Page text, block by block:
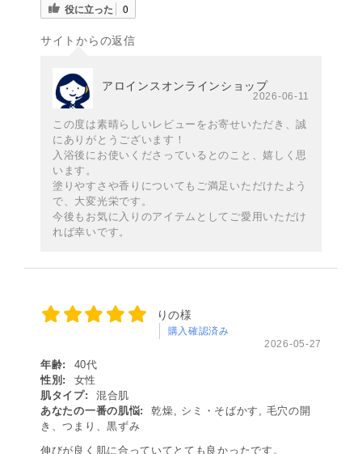
役に立った 0
サイトからの返信
アロインスオンラインショップ
2026-06-11
この度は素晴らしいレビューをお寄せいただき、誠
にありがとうございます！
入浴後にお使いくださっているとのこと、嬉しく思
います。
塗りやすさや香りについてもご満足いただけたよう
で、大変光栄です。
今後もお気に入りのアイテムとしてご愛用いただけ
れば幸いです。
りの様
購入確認済み
2026-05-27
年齢:
40代
性別:
女性
肌タイプ:
混合肌
あなたの一番の肌悩:
乾燥, シミ・そばかす, 毛穴の開
き、つまり、黒ずみ
伸びが良く肌に合っていてとても良かったです。